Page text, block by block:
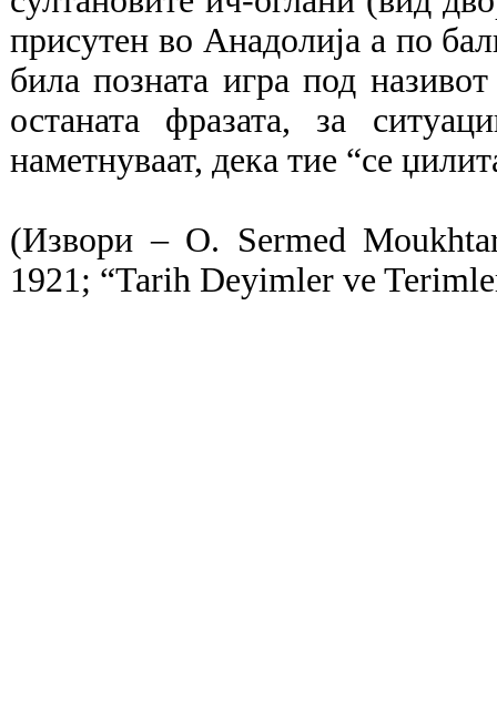
присутен во Анадолија а по
била позната игра под
останата фразата, за
наметнуваат, дека тие “се
(Извори – O. Sermed
1921; “Tarih Deyimler ve